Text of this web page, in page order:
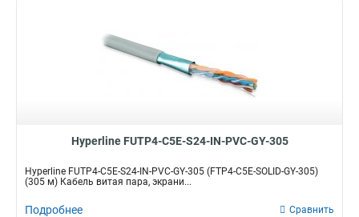
Hyperline FUTP4-C5E-S24-IN-PVC-GY-305
Hyperline FUTP4-C5E-S24-IN-PVC-GY-305 (FTP4-C5E-SOLID-GY-305)
(305 м) Кабель витая пара, экрани...
Подробнее Сравнить